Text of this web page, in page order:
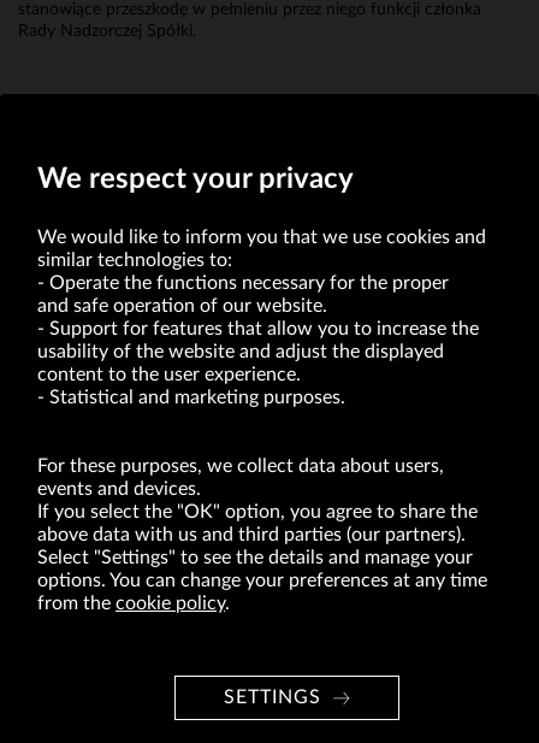
stanowiące przeszkodę w pełnieniu przez niego funkcji członka
Rady Nadzorczej Spółki.
VRG S.A. | 10 Pilotów Street | 31-462 Kraków
Tax Identification Number: 675-000-03-61
District Court for Kraków-Śródmieście in Kraków
XI Economic Department of the National Court Register number 0000047082
of act of 8.03.2013 on combating excessive late payment in commercial transactions
(Journal of Laws of 2019, item 118 as amended).
BRANDS
We respect your privacy
We would like to inform you that we use cookies and
similar technologies to:
Operate the functions necessary for the proper
and safe operation of our website.
Support for features that allow you to increase the
usability of the website and adjust the displayed
content to the user experience.
Statistical and marketing purposes.
For these purposes, we collect data about users,
events and devices.
If you select the "OK" option, you agree to share the
above data with us and third parties (our partners).
Select "Settings" to see the details and manage your
options. You can change your preferences at any time
from the cookie policy.
SETTINGS